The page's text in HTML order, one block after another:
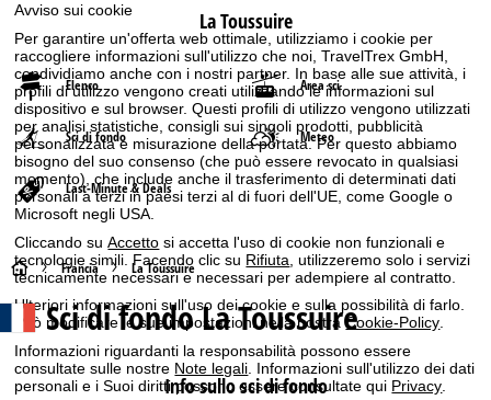
Avviso sui cookie
Per garantire un'offerta web ottimale, utilizziamo i cookie per
raccogliere informazioni sull'utilizzo che noi, TravelTrex GmbH,
condividiamo anche con i nostri partner. In base alle sue attività, i
profili di utilizzo vengono creati utilizzando le informazioni sul
dispositivo e sul browser. Questi profili di utilizzo vengono utilizzati
per analisi statistiche, consigli sui singoli prodotti, pubblicità
personalizzata e misurazione della portata. Per questo abbiamo
bisogno del suo consenso (che può essere revocato in qualsiasi
momento), che include anche il trasferimento di determinati dati
personali a terzi in paesi terzi al di fuori dell'UE, come Google o
Microsoft negli USA.
Cliccando suAccetto si accetta l'uso di cookie non funzionali e
tecnologie simili. Facendo clic su Rifiuta, utilizzeremo solo i servizi
tecnicamente necessari e necessari per adempiere al contratto.
Ulteriori informazioni sull'uso dei cookie e sulla possibilità di farlo.
Può modificare le sue impostazioni nella nostraCookie-Policy
Informazioni riguardanti la responsabilità possono essere
consultate sulle nostre Note legali . Informazioni sull'utilizzo dei dati
personali e i Suoi diritti possono essere consultate qui Privacy
La Toussuire
Elenco Area sci
Sci di fondo Meteo
Last-Minute & Deals
H
o
m
Francia La Toussuire
Sci di fondo La Toussuire
Info sullo sci di fondo